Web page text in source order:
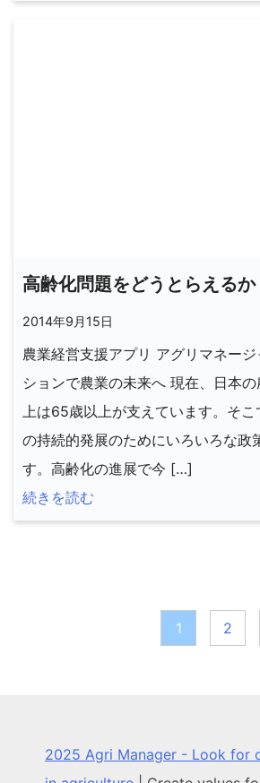
高齢化問題をどうとらえるか
2014年9月15日
農業経営支援アプリ アグリマネー
ションで農業の未来へ 現在、日本
上は65歳以上が支えています。そこ
の持続的発展のためにいろいろな政
す。高齢化の進展で今 […]
続きを読む
ジ
1 2
2025 Agri Manager - Look for